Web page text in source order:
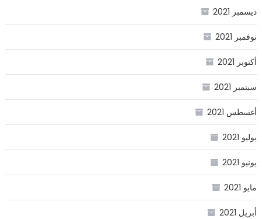
ديسمبر 2021
نوفمبر 2021
أكتوبر 2021
سبتمبر 2021
أغسطس 2021
يوليو 2021
يونيو 2021
مايو 2021
أبريل 2021